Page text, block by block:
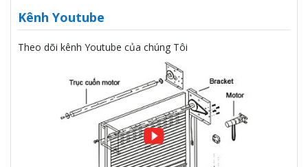
Kênh Youtube
Theo dõi kênh Youtube của chúng Tôi